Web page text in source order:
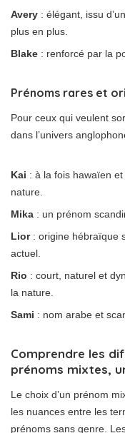
Avery : élégant, issu
plus en plus.
Blake : renforcé par la
Prénoms rares et
Pour ceux qui veulent
dans l’univers
Kai : à la fois hawaïen
nature.
Mika : un prénom
Lior: origine hébraïque
actuel.
Rio : court, naturel et
la nature.
Sami : nom arabe et
Comprendre les
prénoms mixtes,
Le choix d’un prénom
les nuances entre les
prénoms sans genre.